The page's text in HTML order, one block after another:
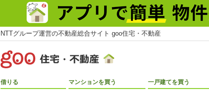
NTTグループ運営の不動産総合サイト goo住宅・不動産
借りる マンションを買う 一戸建てを買う